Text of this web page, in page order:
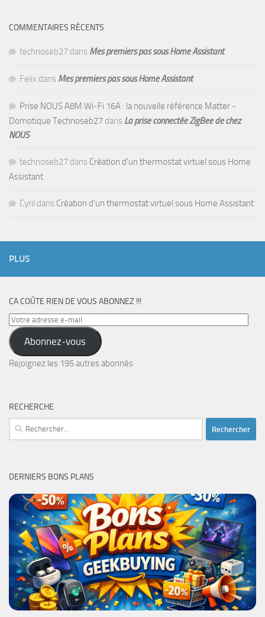
COMMENTAIRES RÉCENTS
technoseb27 dans Mes premiers pas sous Home Assistant
Felix dans Mes premiers pas sous Home Assistant
Prise NOUS A8M Wi-Fi 16A : la nouvelle référence Matter -
Domotique Technoseb27 dans La prise connectée ZigBee de chez
NOUS
technoseb27 dans Création d’un thermostat virtuel sous Home
Assistant
Cyril dans Création d’un thermostat virtuel sous Home Assistant
PLUS
CA COÛTE RIEN DE VOUS ABONNEZ !!!
Votre
adresse
e-
mail
Abonnez-vous
Rejoignez les 195 autres abonnés
RECHERCHE
Rechercher :
DERNIERS BONS PLANS